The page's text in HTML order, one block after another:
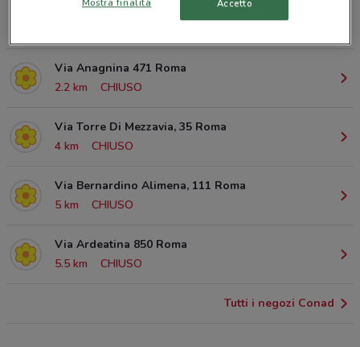
Via Appia Nuova 17 Ciampino
Via Anagnina 471 Roma
2.2 km
CHIUSO
Via Torre Di Mezzavia, 35 Roma
4 km
CHIUSO
Via Bernardino Alimena, 111 Roma
5 km
CHIUSO
Via Ardeatina 850 Roma
5.5 km
CHIUSO
Tutti i negozi Conad
Mostra finalità Accetto